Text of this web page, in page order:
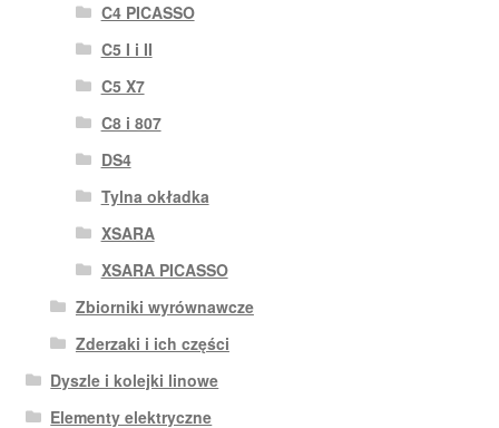
C4 PICASSO
C5 I i II
C5 X7
C8 i 807
DS4
Tylna okładka
XSARA
XSARA PICASSO
Zbiorniki wyrównawcze
Zderzaki i ich części
Dyszle i kolejki linowe
Elementy elektryczne